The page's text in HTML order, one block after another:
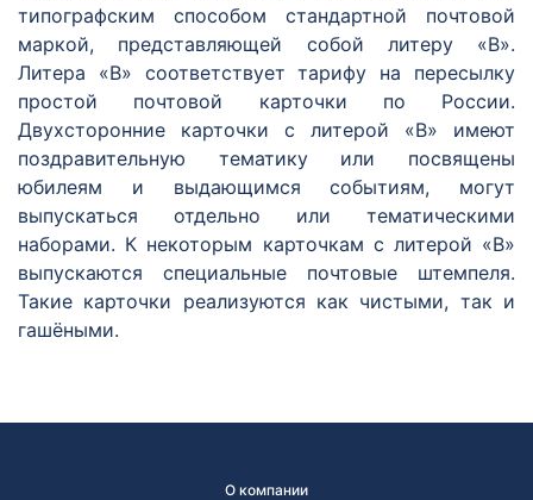
типографским способом стандартной почтовой
маркой, представляющей собой литеру «В».
Литера «В» соответствует тарифу на пересылку
простой почтовой карточки по России.
Двухсторонние карточки с литерой «В» имеют
поздравительную тематику или посвящены
юбилеям и выдающимся событиям, могут
выпускаться отдельно или тематическими
наборами. К некоторым карточкам с литерой «В»
выпускаются специальные почтовые штемпеля.
Такие карточки реализуются как чистыми, так и
гашёными.
О компании